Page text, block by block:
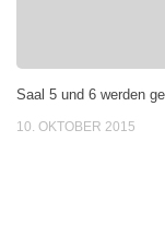
Saal 5 und 6 werden
10. OKTOBER 2015